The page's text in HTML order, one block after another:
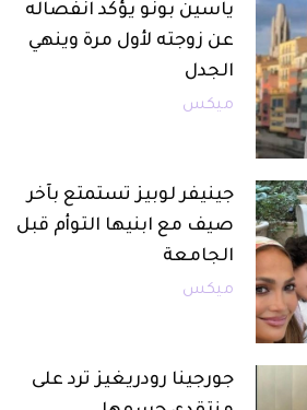
ياسين بونو يؤكد انفصاله
عن زوجته لأول مرة وينهي
الجدل
ميكس
جينيفر لوبيز تستمتع بآخر
صيف مع ابنيها التوأم قبل
الجامعة
ميكس
جورجينا رودريغيز ترد على